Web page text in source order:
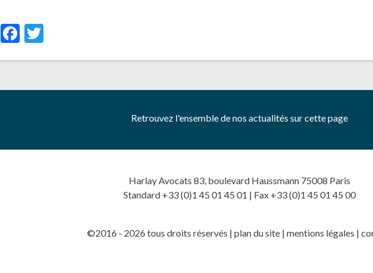
LinkedIn
Facebook
Retrouvez l'ensemble de nos actualités sur cette page
Harlay Avocats 83, boulevard Haussmann 75008 Paris
Standard +33 (0)1 45 01 45 01 | Fax +33 (0)1 45 01 45 00
©2016 - 2026 tous droits réservés | plan du site| mentions légales |